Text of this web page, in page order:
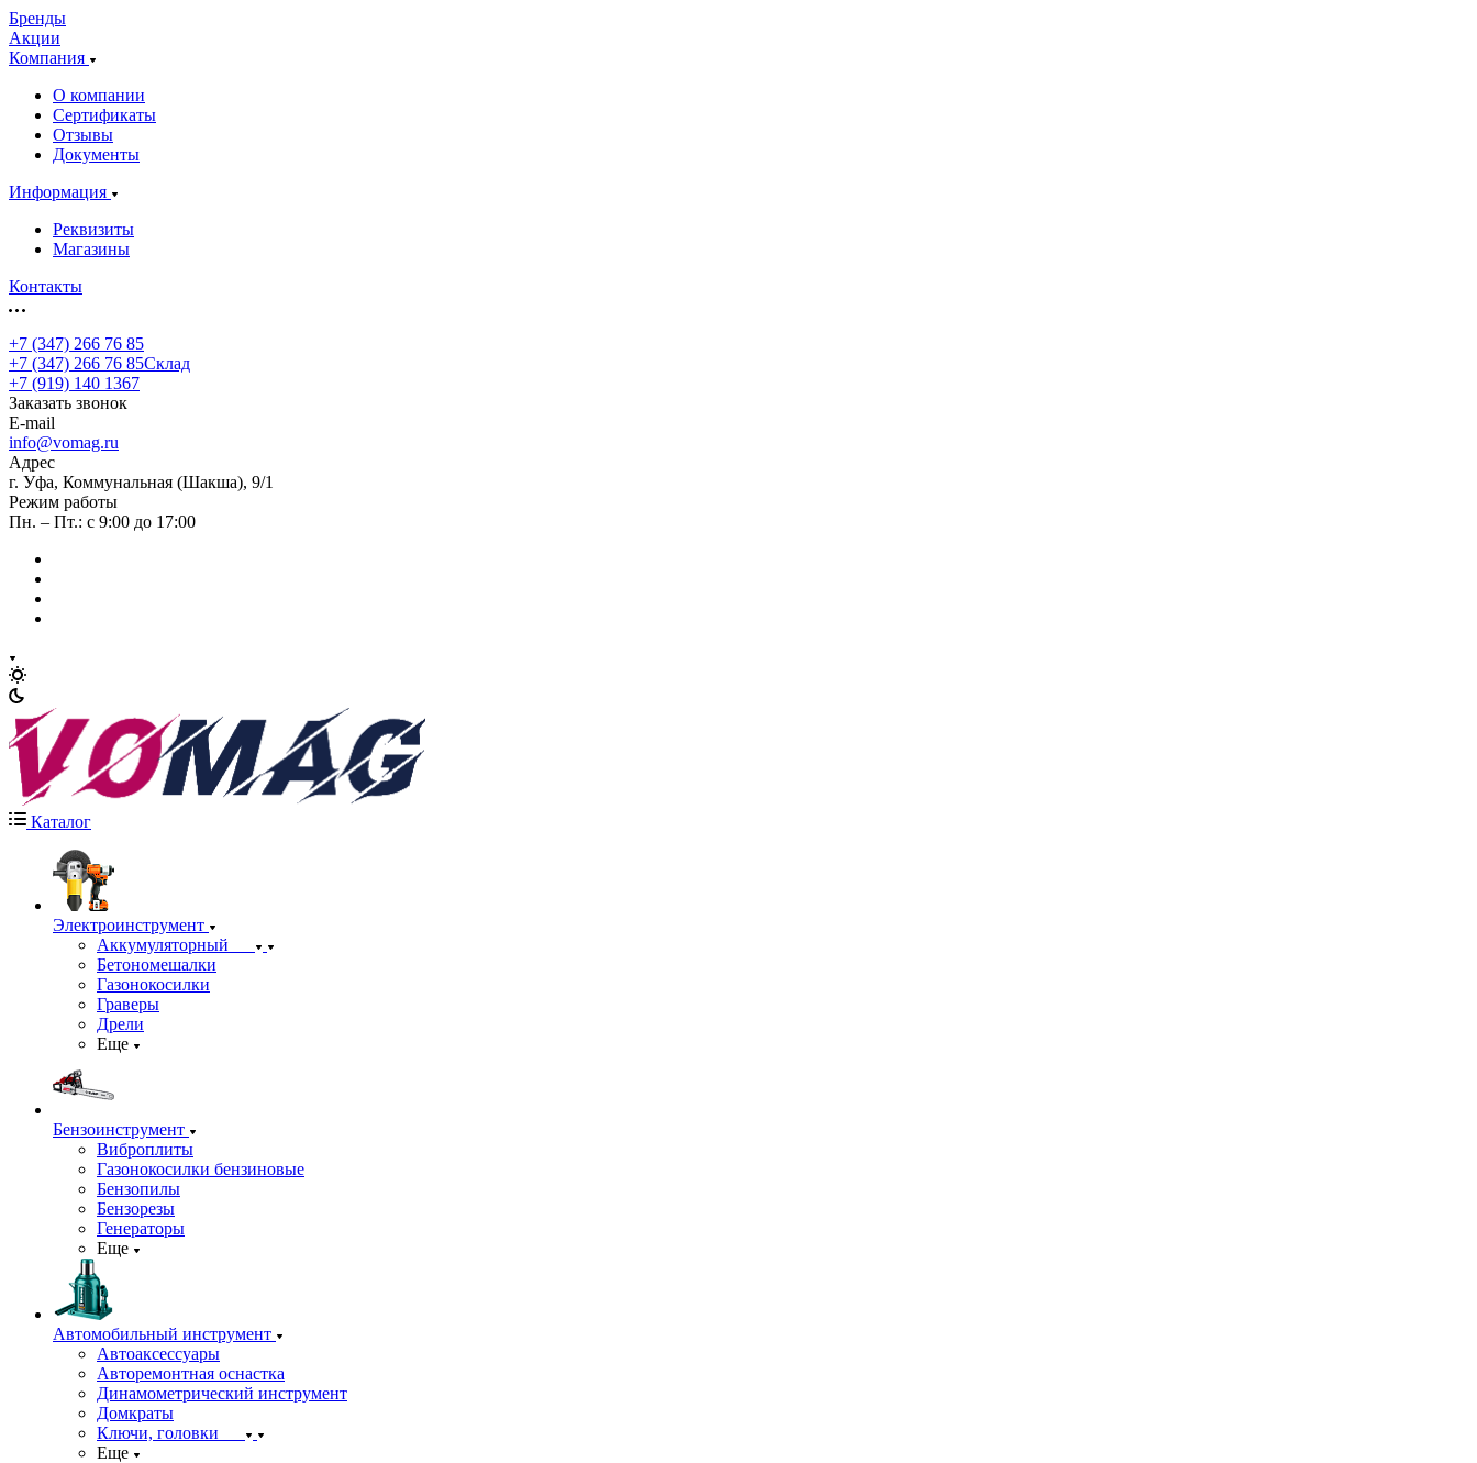
Бренды
Акции
Компания
О компании
Сертификаты
Отзывы
Документы
Информация
Реквизиты
Магазины
Контакты
+7 (347) 266 76 85
+7 (347) 266 76 85Склад
+7 (919) 140 1367
Заказать звонок
E-mail
info@vomag.ru
Адрес
г. Уфа, Коммунальная (Шакша), 9/1
Режим работы
Пн. – Пт.: с 9:00 до 17:00
Каталог
Электроинструмент
Аккумуляторный
Бетономешалки
Газонокосилки
Граверы
Дрели
Еще
Бензоинструмент
Виброплиты
Газонокосилки бензиновые
Бензопилы
Бензорезы
Генераторы
Еще
Автомобильный инструмент
Автоаксессуары
Авторемонтная оснастка
Динамометрический инструмент
Домкраты
Ключи, головки
Еще